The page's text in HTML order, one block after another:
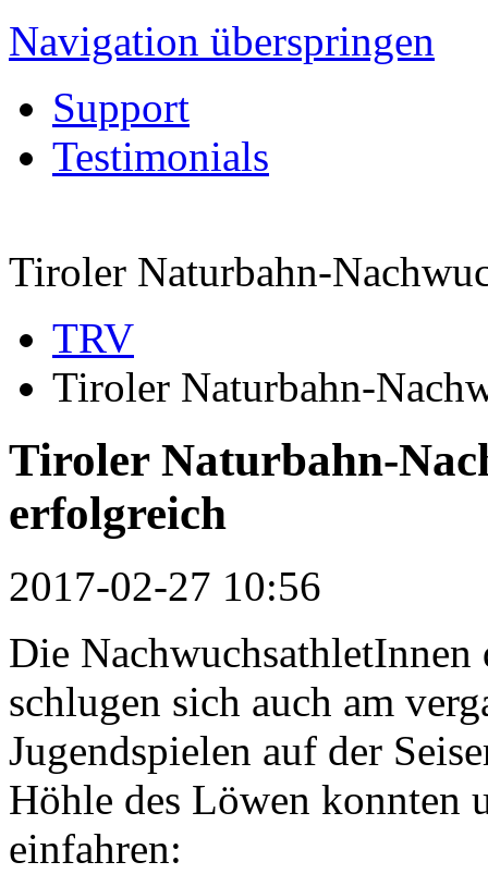
Navigation überspringen
Support
Testimonials
Tiroler Naturbahn-
TRV
Tiroler Naturbahn-
Tiroler Naturbahn-
erfolgreich
2017-02-27 10:56
Die
schlugen sich auch am
Jugendspielen auf der
Höhle des Löwen konnten
einfahren: